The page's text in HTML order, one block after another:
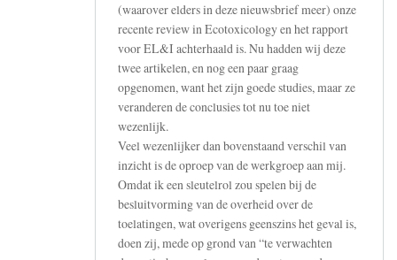
(waarover elders in deze nieuwsbrief meer) onze
recente review in Ecotoxicology en het rapport
voor EL&I achterhaald is. Nu hadden wij deze
twee artikelen, en nog een paar graag
opgenomen, want het zijn goede studies, maar ze
veranderen de conclusies tot nu toe niet
wezenlijk.
Veel wezenlijker dan bovenstaand verschil van
inzicht is de oproep van de werkgroep aan mij.
Omdat ik een sleutelrol zou spelen bij de
besluitvorming van de overheid over de
toelatingen, wat overigens geenszins het geval is,
doen zij, mede op grond van “te verwachten